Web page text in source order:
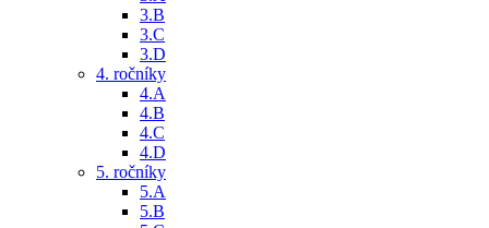
3.B
3.C
3.D
4. ročníky
4.A
4.B
4.C
4.D
5. ročníky
5.A
5.B